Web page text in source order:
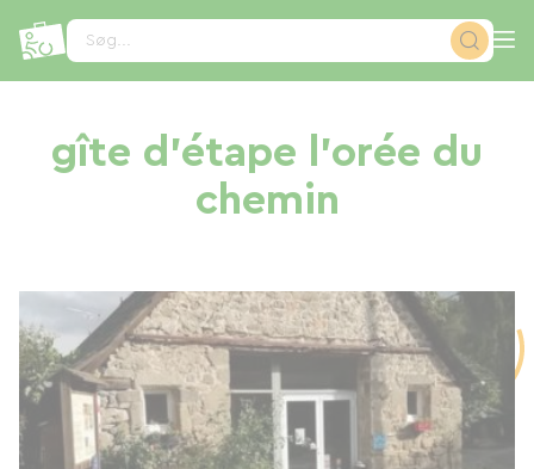
Søg...
gîte d'étape l'orée du
chemin
CCookie-styringspanel